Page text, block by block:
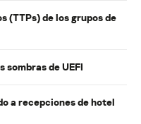
(TTPs) de los grupos de
sombras de UEFI
a recepciones de hotel